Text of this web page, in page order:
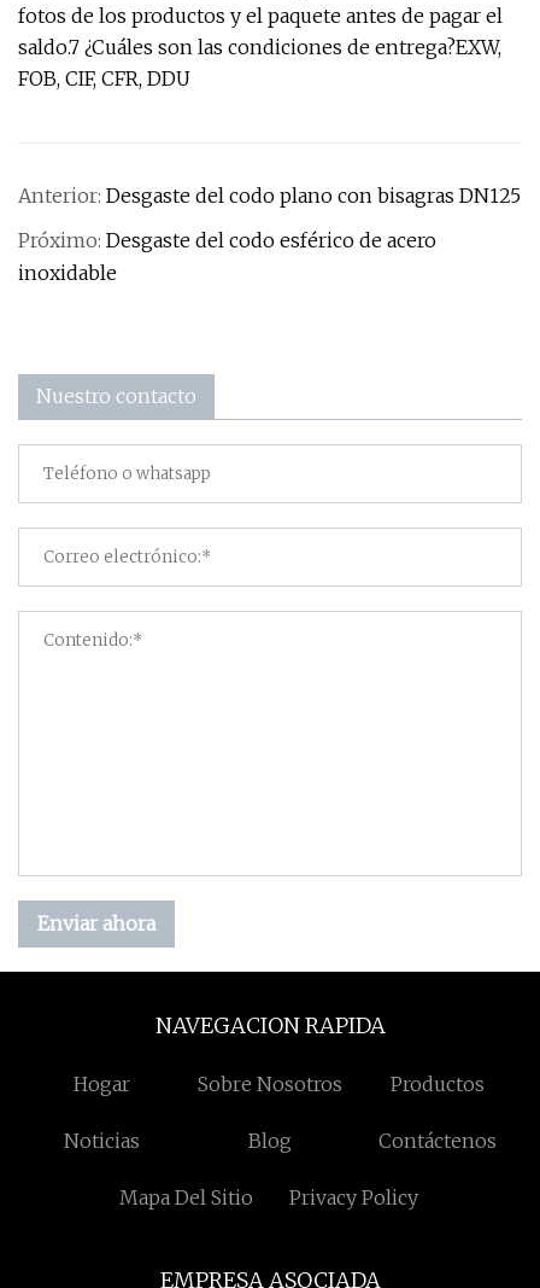
fotos de los productos y el paquete antes de pagar el
saldo.7 ¿Cuáles son las condiciones de entrega?EXW,
FOB, CIF, CFR, DDU
Anterior: Desgaste del codo plano con bisagras DN125
Próximo: Desgaste del codo esférico de acero
inoxidable
Nuestro contacto
Enviar ahora
NAVEGACION RAPIDA
Hogar Sobre Nosotros Productos
Noticias Blog Contáctenos
Mapa Del Sitio Privacy Policy
EMPRESA ASOCIADA